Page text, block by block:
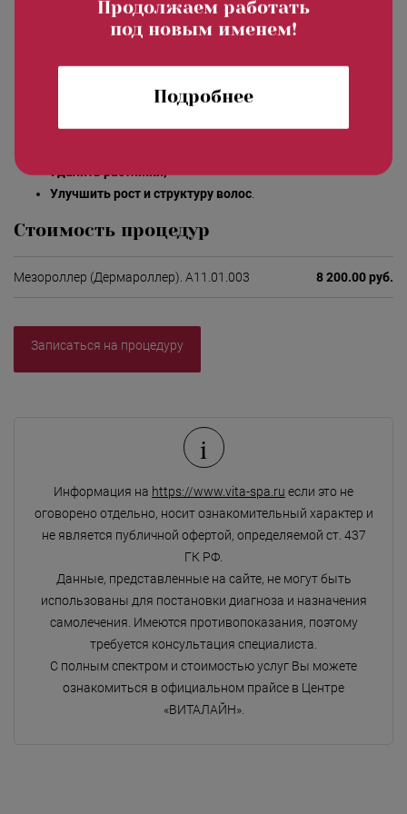
Уплотнить дряблую кожу, подтянуть кожу лица и тела;
Устранить дефекты и шрамы после угревой болезни,
травм и ожогов;
глаз и над верхней губой);
Восстановить тонус кожи в зоне декольте, шеи и т.д.;
Удалить растяжки;
Улучшить рост и структуру волос
Стоимость процедур
Мезороллер (Дермароллер). A11.01.003 8 200.00 руб.
Записаться на процедуру
i
Информация на https://www.vita-spa.ru если это не
оговорено отдельно, носит ознакомительный характер и
не является публичной офертой, определяемой ст. 437
ГК РФ.
Данные, представленные на сайте, не могут быть
использованы для постановки диагноза и назначения
самолечения. Имеются противопоказания, поэтому
требуется консультация специалиста.
С полным спектром и стоимостью услуг Вы можете
ознакомиться в официальном прайсе в Центре
«ВИТАЛАЙН».
Продолжаем работать
под новым именем!
Подробнее